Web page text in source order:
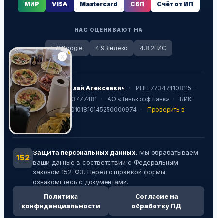
МИР VISA Mastercard СБП Счёт от ИП
НАС ОЦЕНИВАЮТ НА
5.0 Google 4.9 Яндекс 4.8 2ГИС
ИП Жестков Николай Алексеевич · ИНН 773474108115
·
Р/с 40802810800003777481
· АО «Тинькофф Банк» ·
БИК
044525974
· К/с 30101810145250000974 ·
Проверить в
ЕГРИП
152
Защита персональных данных. Мы обрабатываем
ваши данные в соответствии с Федеральным
законом 152-ФЗ. Перед отправкой формы
ознакомьтесь с документами.
Политика
конфиденциальности
Согласие на
обработку ПД